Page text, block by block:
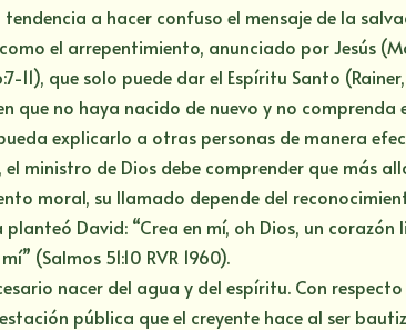
a hacer confuso el mensaje de la
el arrepentimiento, anunciado por Jesús
11), que solo puede dar el Espíritu Santo
que no haya nacido de nuevo y no comprenda
explicarlo a otras personas de manera
el ministro de Dios debe comprender que más
moral, su llamado depende del
David: “Crea en mí, oh Dios, un corazón
(Salmos 51:10 RVR 1960).
nacer del agua y del espíritu. Con
pública que el creyente hace al ser